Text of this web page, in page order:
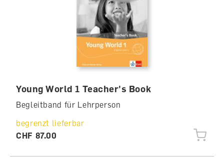
Young World 1 Teacher's Book
Begleitband für Lehrperson
begrenzt lieferbar
CHF 87.00